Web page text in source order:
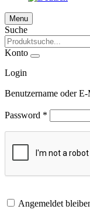
Menu
Suche
Konto
Login
Benutzername oder
Password *
Angemeldet